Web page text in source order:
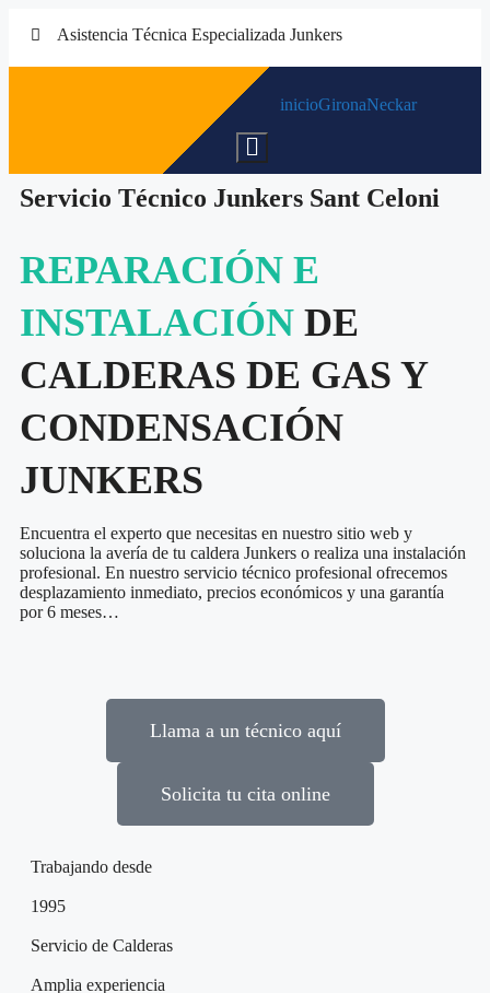
Asistencia Técnica Especializada Junkers
inicioGironaNeckar
Menú conmutador hamburguesa
Servicio Técnico Junkers Sant Celoni
REPARACIÓN E
INSTALACIÓN DE
CALDERAS DE GAS Y
CONDENSACIÓN
JUNKERS
Encuentra el experto que necesitas en nuestro sitio web y
soluciona la avería de tu caldera Junkers o realiza una instalación
profesional. En nuestro servicio técnico profesional ofrecemos
desplazamiento inmediato, precios económicos y una garantía
por 6 meses…
Llama a un técnico aquí
Solicita tu cita online
Trabajando desde
1995
Servicio de Calderas
Amplia experiencia